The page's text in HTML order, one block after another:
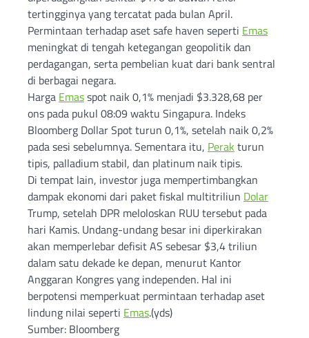
tertingginya yang tercatat pada bulan April.
Permintaan terhadap aset safe haven seperti Emas
meningkat di tengah ketegangan geopolitik dan
perdagangan, serta pembelian kuat dari bank sentral
di berbagai negara.
Harga Emasspot naik 0,1% menjadi $3.328,68 per
ons pada pukul 08:09 waktu Singapura. Indeks
Bloomberg Dollar Spot turun 0,1%, setelah naik 0,2%
pada sesi sebelumnya. Sementara itu, Perak turun
tipis, palladium stabil, dan platinum naik tipis.
Di tempat lain, investor juga mempertimbangkan
dampak ekonomi dari paket fiskal multitriliun Dolar
Trump, setelah DPR meloloskan RUU tersebut pada
hari Kamis. Undang-undang besar ini diperkirakan
akan memperlebar defisit AS sebesar $3,4 triliun
dalam satu dekade ke depan, menurut Kantor
Anggaran Kongres yang independen. Hal ini
berpotensi memperkuat permintaan terhadap aset
lindung nilai seperti Emas.(yds)
Sumber: Bloomberg